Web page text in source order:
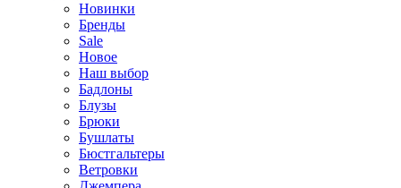
Новинки
Бренды
Sale
Новое
Наш выбор
Бадлоны
Блузы
Брюки
Бушлаты
Бюстгальтеры
Ветровки